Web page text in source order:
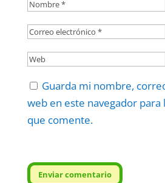
Guarda mi nombre,
web en este navegador para
que comente.
Enviar comentario